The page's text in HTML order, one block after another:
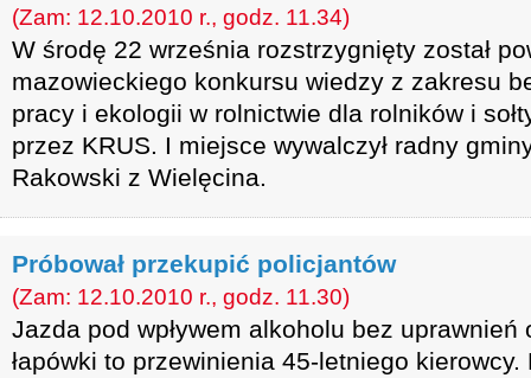
(Zam: 12.10.2010 r., godz. 11.34)
W środę 22 września rozstrzygnięty został
mazowieckiego konkursu wiedzy z zakresu
pracy i ekologii w rolnictwie dla rolników i
przez KRUS. I miejsce wywalczył radny
Rakowski z Wielęcina.
Próbował przekupić policjantów
(Zam: 12.10.2010 r., godz. 11.30)
Jazda pod wpływem alkoholu bez
łapówki to przewinienia 45-letniego kierowcy.